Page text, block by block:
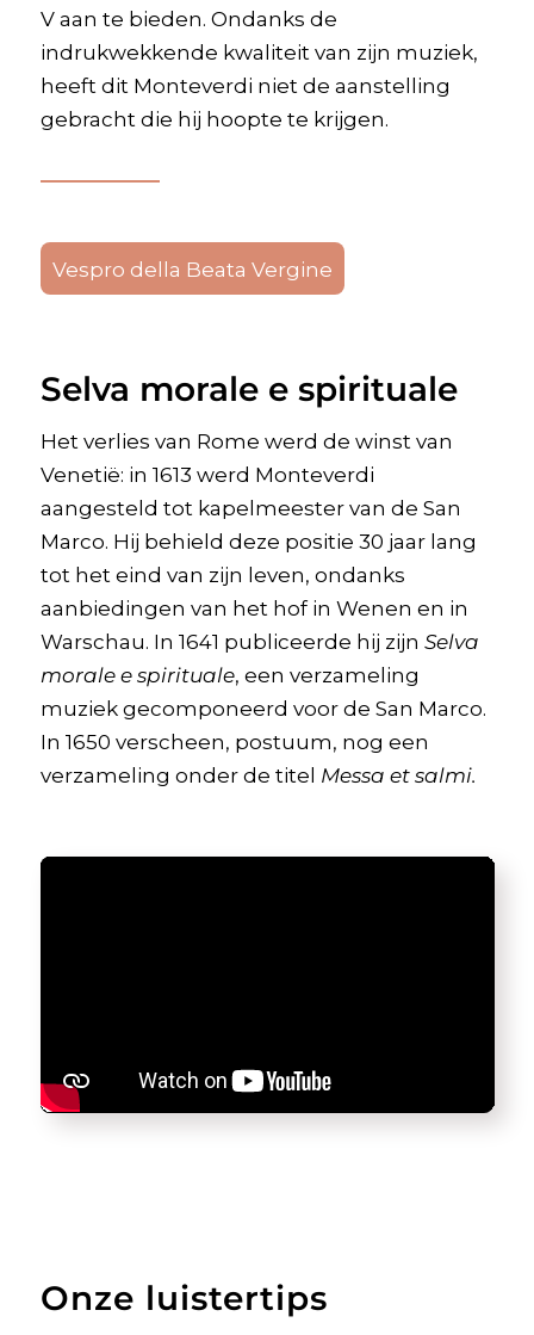
V aan te bieden. Ondanks de
indrukwekkende kwaliteit van zijn muziek,
heeft dit Monteverdi niet de aanstelling
gebracht die hij hoopte te krijgen.
Vespro della Beata Vergine
Selva morale e spirituale
Het verlies van Rome werd de winst van
Venetië: in 1613 werd Monteverdi
aangesteld tot kapelmeester van de San
Marco. Hij behield deze positie 30 jaar lang
tot het eind van zijn leven, ondanks
aanbiedingen van het hof in Wenen en in
Warschau. In 1641 publiceerde hij zijn Selva
morale e spirituale, een verzameling
muziek gecomponeerd voor de San Marco.
In 1650 verscheen, postuum, nog een
verzameling onder de titel Messa et salmi.
Onze luistertips